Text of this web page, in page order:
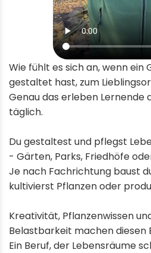
Wie fühlt es sich an, wenn ein
gestaltet hast, zum
Genau das erleben Lernende
täglich.
Du gestaltest und pflegst
- Gärten, Parks, Friedhöfe
Je nach Fachrichtung baust
kultivierst Pflanzen oder
Kreativität, Pflanzenwissen
Belastbarkeit machen diesen
Ein Beruf, der Lebensräume